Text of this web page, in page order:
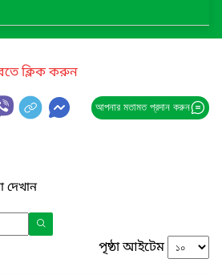
ক্লিক করুন
আপনার মতামত প্রদান করুন
পৃষ্ঠা আইটেম